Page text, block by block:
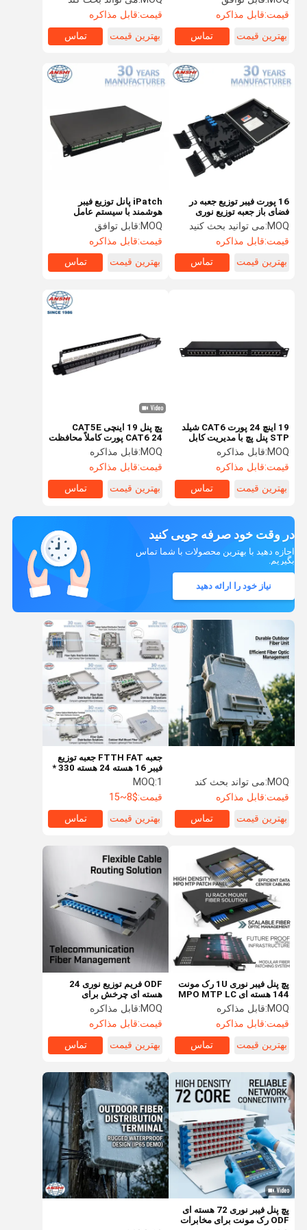
خونه محصولات درباره ما
بازدید از
کارخانه
قیمت:قابل مذاکره
بهترین قیمت
تماس
قیمت:قابل مذاکره
بهترین قیمت
تماس
iPatch پانل توزیع فیبر
هوشمند با سیستم عامل
MOQ: قابل توافق
قیمت:قابل مذاکره
بهترین قیمت
تماس
16 پورت فیبر توزیع جعبه در
فضای باز جعبه توزیع نوری
MOQ: می توانید بحث کنید
قیمت:قابل مذاکره
بهترین قیمت
تماس
پچ پنل 19 اینچی CAT5E
CAT6 24 پورت کاملاً محافظت
شده مجهز به ماژول های
محافظ مستقیم RJ45
MOQ: قابل مذاکره
قیمت:قابل مذاکره
بهترین قیمت
تماس
19 اینچ 24 پورت CAT6 شیلد
STP پنل پچ با مدیریت کابل
عقب برای شبکه های یکپارچه
MOQ: قابل مذاکره
قیمت:قابل مذاکره
بهترین قیمت
تماس
در وقت خود صرفه جویی کنید
اجازه دهید با بهترین محصولات با شما تماس
بگیریم.
نیاز خود را ارائه دهید
MOQ: می تواند بحث کند
قیمت:قابل مذاکره
بهترین قیمت
تماس
جعبه FTTH FAT جعبه توزیع
فیبر 16 هسته 24 هسته 330 *
کوچک
MOQ:1
قیمت:$8~15
بهترین قیمت
تماس
پچ پنل فیبر نوری 1U رک مونت
144 هسته ای MPO MTP LC
MOQ: قابل مذاکره
قیمت:قابل مذاکره
بهترین قیمت
تماس
ODF فریم توزیع نوری 24
هسته ای چرخش برای
ارتباطات
MOQ: قابل مذاکره
قیمت:قابل مذاکره
بهترین قیمت
تماس
پچ پنل فیبر نوری 72 هسته ای
ODF رک مونت برای مخابرات